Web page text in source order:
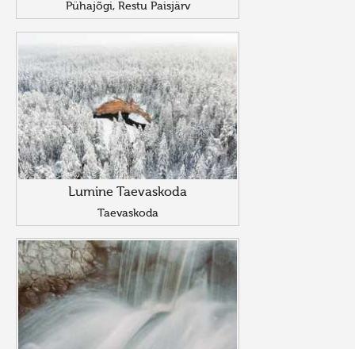
Pühajõgi, Restu Paisjärv
Lumine Taevaskoda
Taevaskoda